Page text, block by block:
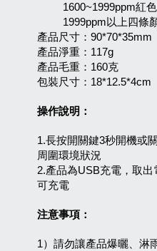
1600~1999ppm紅色
1999ppm以上四條
產品尺寸：90*70*35mm
產品淨重：117g
產品毛重：160克
包裝尺寸：18*12.5*4cm
操作說明：
1.長按開關鍵3秒開機或
周圍環境狀況
2.產品為USB充電，取
可充電
注意事項：
1）請勿讓產品爆曬、淋